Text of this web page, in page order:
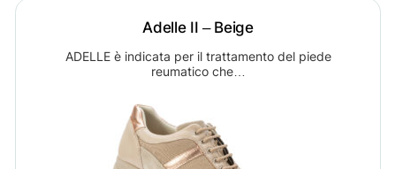
Adelle II – Beige
ADELLE è indicata per il trattamento del piede
reumatico che…